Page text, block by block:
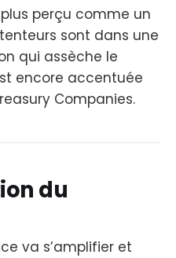
perçu comme un
sont dans une
qui assèche le
encore accentuée
Companies.
du
va s’amplifier et